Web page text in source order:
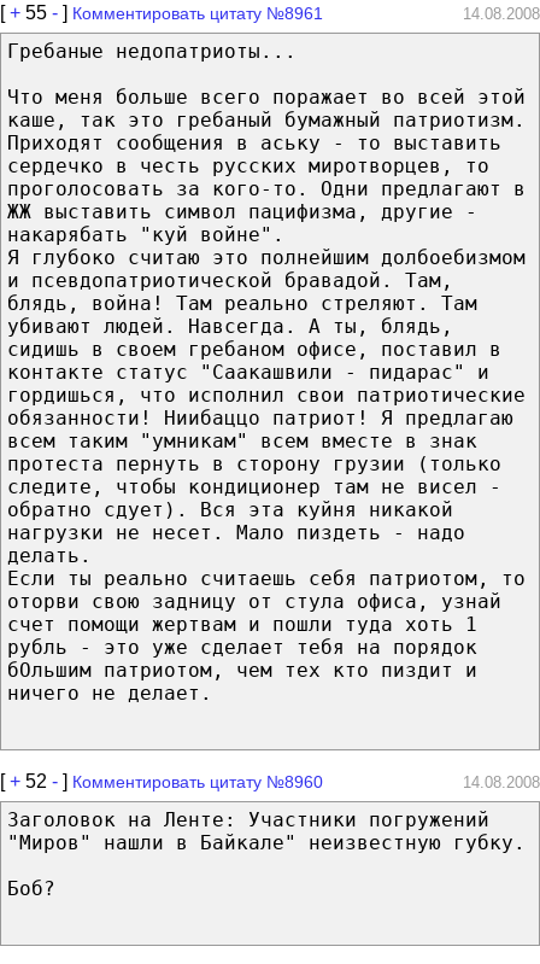
[+ 55 - ] Комментировать цитату №8961 14.08.2008
Гребаные недопатриоты...
Что меня больше всего поражает во всей этой
каше, так это гребаный бумажный патриотизм.
Приходят сообщения в аську - то выставить
сердечко в честь русских миротворцев, то
проголосовать за кого-то. Одни предлагают в
ЖЖ выставить символ пацифизма, другие -
накарябать "куй войне".
Я глубоко считаю это полнейшим долбоебизмом
и псевдопатриотической бравадой. Там,
блядь, война! Там реально стреляют. Там
убивают людей. Навсегда. А ты, блядь,
сидишь в своем гребаном офисе, поставил в
контакте статус "Саакашвили - пидарас" и
гордишься, что исполнил свои патриотические
обязанности! Ниибаццо патриот! Я предлагаю
всем таким "умникам" всем вместе в знак
протеста пернуть в сторону грузии (только
следите, чтобы кондиционер там не висел -
обратно сдует). Вся эта куйня никакой
нагрузки не несет. Мало пиздеть - надо
делать.
Если ты реально считаешь себя патриотом, то
оторви свою задницу от стула офиса, узнай
счет помощи жертвам и пошли туда хоть 1
рубль - это уже сделает тебя на порядок
бОльшим патриотом, чем тех кто пиздит и
ничего не делает.
[+ 52 - ] Комментировать цитату №8960 14.08.2008
Заголовок на Ленте: Участники погружений
"Миров" нашли в Байкале" неизвестную губку.
Боб?